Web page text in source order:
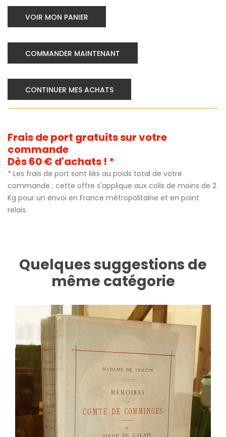
VOIR MON PANIER
COMMANDER MAINTENANT
CONTINUER MES ACHATS
Frais de port gratuits sur votre
commande
Dès 60 € d'achats ! *
* Les frais de port sont liés au poids total de votre
commande ; cette offre s'applique aux colis de moins de 2
Kg pour un envoi en France métropolitaine et en point
relais.
Quelques suggestions de
même catégorie